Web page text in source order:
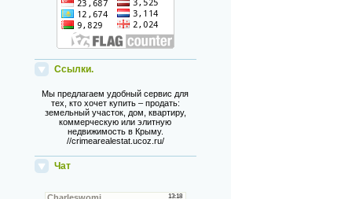
Ссылки.
Мы предлагаем удобный сервис для
тех, кто хочет купить – продать:
земельный участок, дом, квартиру,
коммерческую или элитную
недвижимость в Крыму.
//crimearealestat.ucoz.ru/
Чат